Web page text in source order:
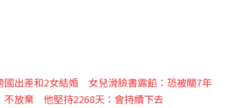
國出差和2女結婚 女兒滑臉書露餡：恐被關7年
不放棄 他堅持2268天：會持續下去